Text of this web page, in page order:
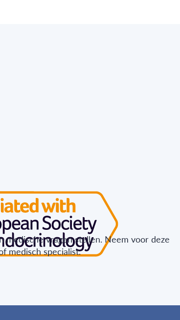
medische vragen stellen. Neem voor deze
medisch specialist.